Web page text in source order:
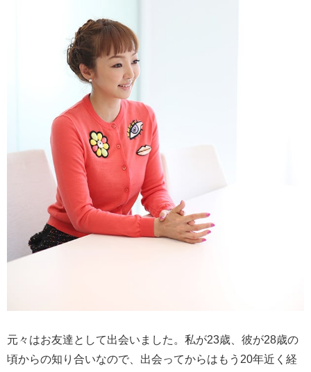
元々はお友達として出会いました。私が23歳、彼が28歳の
頃からの知り合いなので、出会ってからはもう20年近く経